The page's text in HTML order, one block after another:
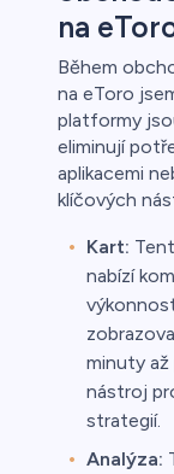
na
Během
na eToro
platformy
eliminují
aplikacemi
klíčových
Kart:
nabízí
minuty
nástroj
strategií.
Analýza: